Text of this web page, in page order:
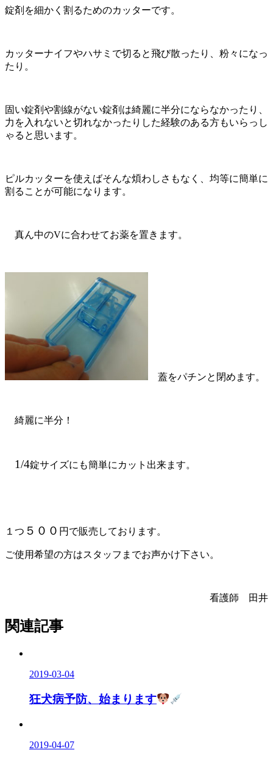
錠剤を細かく割るためのカッターです。
カッターナイフやハサミで切ると飛び散ったり、粉々になっ
たり。
固い錠剤や割線がない錠剤は綺麗に半分にならなかったり、
力を入れないと切れなかったりした経験のある方もいらっし
ゃると思います。
ピルカッターを使えばそんな煩わしさもなく、均等に簡単に
割ることが可能になります。
真ん中のVに合わせてお薬を置きます。
蓋をパチンと閉めます。
綺麗に半分！
1/4錠サイズにも簡単にカット出来ます。
１つ ５００ 円で販売しております。
ご使用希望の方はスタッフまでお声かけ下さい。
看護師 田井
関連記事
2019-03-04
狂犬病予防、始まります
2019-04-07